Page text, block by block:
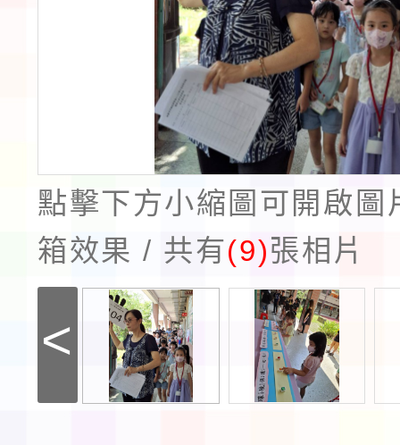
點擊下方小縮圖可開啟圖
箱效果 / 共有(9)張相片
<